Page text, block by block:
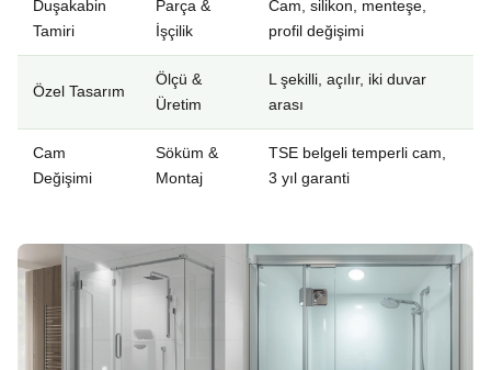
Duşakabin
Tamiri
Parça &
İşçilik
Cam, silikon, menteşe,
profil değişimi
Özel Tasarım
Ölçü &
Üretim
L şekilli, açılır, iki duvar
arası
Cam
Değişimi
Söküm &
Montaj
TSE belgeli temperli cam,
3 yıl garanti